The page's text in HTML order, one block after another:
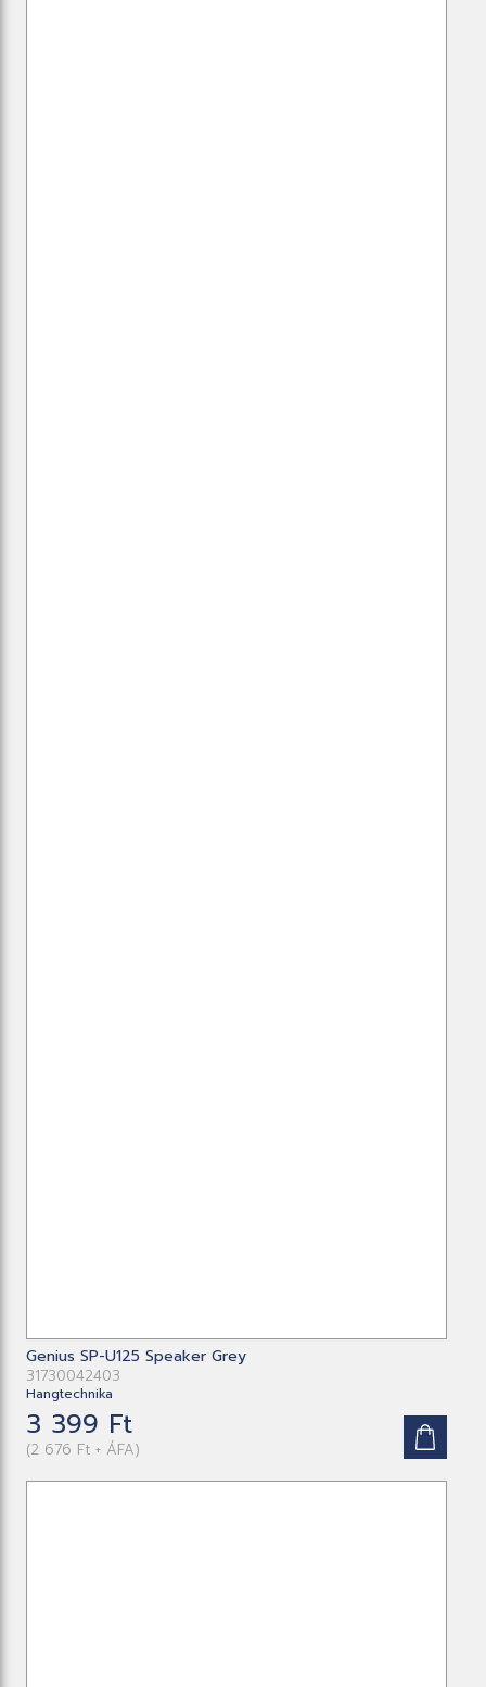
Genius SP-U125 Speaker Grey
31730042403
Hangtechnika
3 399 Ft
(2 676 Ft + ÁFA)